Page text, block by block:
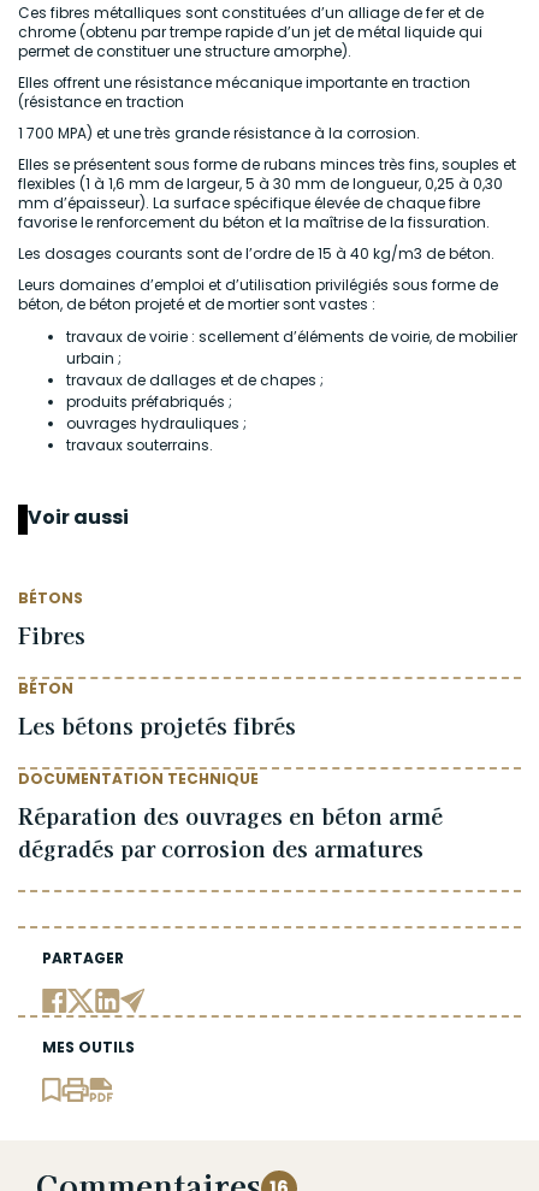
PARTAGER
MES OUTILS
Ces fibres métalliques sont constituées d’un alliage de fer et de
chrome (obtenu par trempe rapide d’un jet de métal liquide qui
permet de constituer une structure amorphe).
Elles offrent une résistance mécanique importante en traction
(résistance en traction
1 700 MPA) et une très grande résistance à la corrosion.
Elles se présentent sous forme de rubans minces très fins, souples et
flexibles (1 à 1,6 mm de largeur, 5 à 30 mm de longueur, 0,25 à 0,30
mm d’épaisseur). La surface spécifique élevée de chaque fibre
favorise le renforcement du béton et la maîtrise de la fissuration.
Les dosages courants sont de l’ordre de 15 à 40 kg/m3 de béton.
Leurs domaines d’emploi et d’utilisation privilégiés sous forme de
béton, de béton projeté et de mortier sont vastes :
travaux de voirie : scellement d’éléments de voirie, de mobilier
urbain ;
travaux de dallages et de chapes ;
produits préfabriqués ;
ouvrages hydrauliques ;
travaux souterrains.
Voir aussi
BÉTONS
Fibres
BÉTON
Les bétons projetés fibrés
DOCUMENTATION TECHNIQUE
Réparation des ouvrages en béton armé
dégradés par corrosion des armatures